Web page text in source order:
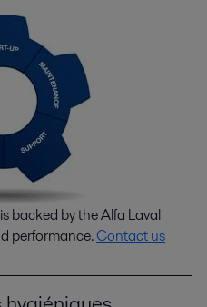
backed by the Alfa Laval
performance.Contact us